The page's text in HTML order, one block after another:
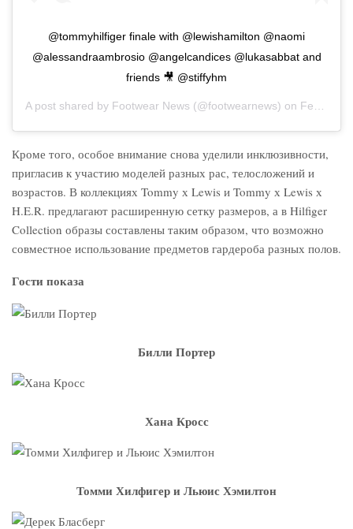
@tommyhilfiger finale with @lewishamilton @naomi
@alessandraambrosio @angelcandices @lukasabbat and
friends 🎥 @stiffyhm
A post shared by Footwear News (@footwearnews) on Feb 16, 2020 at 1:10pm PST
Кроме того, особое внимание снова уделили инклюзивности,
пригласив к участию моделей разных рас, телосложений и
возрастов. В коллекциях Tommy х Lewis и Tommy х Lewis х
H.E.R. предлагают расширенную сетку размеров, а в Hilfiger
Collection образы составлены таким образом, что возможно
совместное использование предметов гардероба разных полов.
Гости показа
Билли Портер
Хана Кросс
Томми Хилфигер и Льюис Хэмилтон